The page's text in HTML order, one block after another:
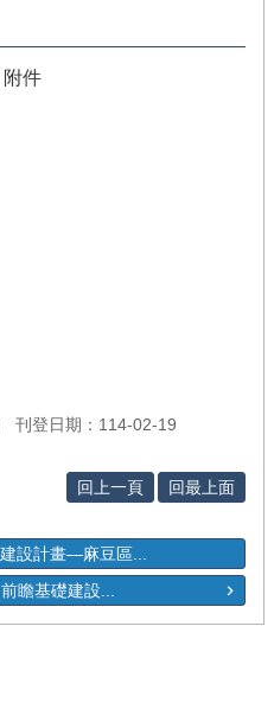
件
刊登日期：114-02-19
回上一頁 回最上面
設計畫—麻豆區...
瞻基礎建設...